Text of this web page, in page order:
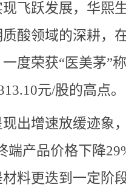
飞跃发展，华熙
酸领域的深耕，
度荣获“医美茅”
元/股的高点
出增速放缓迹象
端产品价格下降
料更迭到一定阶